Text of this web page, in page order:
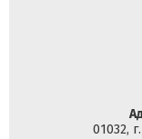
01032,